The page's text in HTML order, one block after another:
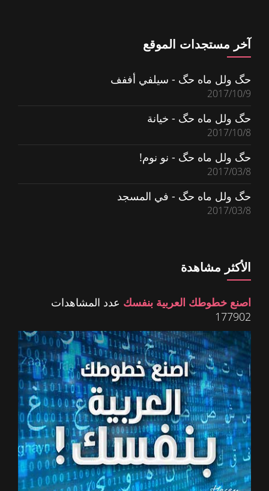
آخر مستجدات الموقع
حگ ولل ماه حگ - سيلفي أففف
2017/10/9
حگ ولل ماه حگ - خيانة
2017/10/8
حگ ولل ماه حگ - نو نوم!
2017/03/8
حگ ولل ماه حگ - في المسجد
2017/03/8
الأكثر مشاهدة
اصنع خطوطك العربية بنفسك عدد المشاهدات
177902